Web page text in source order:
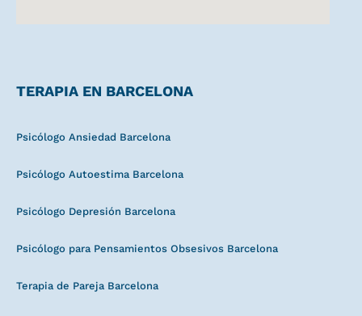
TERAPIA EN BARCELONA
Psicólogo Ansiedad Barcelona
Psicólogo Autoestima Barcelona
Psicólogo Depresión Barcelona
Psicólogo para Pensamientos Obsesivos Barcelona
Terapia de Pareja Barcelona